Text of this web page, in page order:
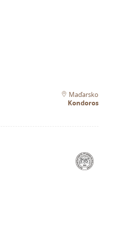
Maďarsko
Kondoros